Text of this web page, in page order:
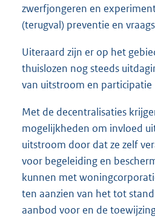
zwerfjongeren en
(terugval) preventie en
Uiteraard zijn er op het
thuislozen nog steeds
van uitstroom en
Met de decentralisaties
mogelijkheden om invloed
uitstroom door dat ze zelf
voor begeleiding en
kunnen met
ten aanzien van het tot
aanbod voor en de